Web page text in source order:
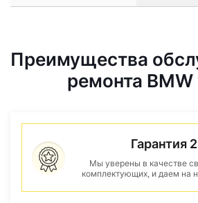
Преимущества
ремонта BMW
Гарантия
Мы уверены в качестве
комплектующих, и даем на